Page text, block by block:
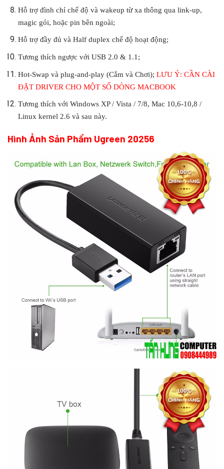
Hỗ trợ đình chỉ chế độ và wakeup từ xa thông qua link-up,
magic gói, hoặc pin bên ngoài;
Hỗ trợ đầy đủ và Half duplex chế độ hoạt động;
Tương thích ngược với USB 2.0 & 1.1;
Hot-Swap và plug-and-play (Cắm và Chơi); LƯU Ý: CẦN CÀI
ĐẶT DRIVER CHO MỘT SỐ DÒNG MACBOOK
Tương thích với Windows XP / Vista / 7/8, Mac 10,6-10,8 /
Linux kernel 2.6 và sau này.
Hình Ảnh Sản Phẩm Ugreen 20256